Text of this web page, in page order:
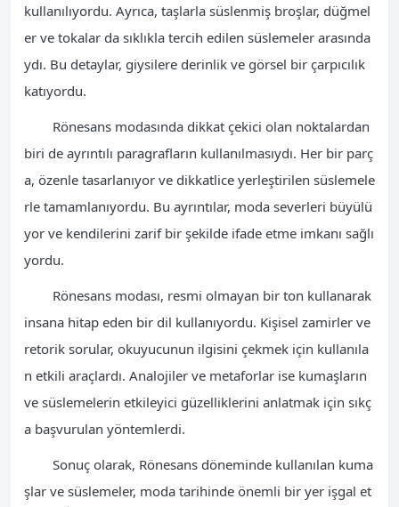
kullanılıyordu. Ayrıca, taşlarla süslenmiş broşlar, düğmel
er ve tokalar da sıklıkla tercih edilen süslemeler arasında
ydı. Bu detaylar, giysilere derinlik ve görsel bir çarpıcılık
katıyordu.
Rönesans modasında dikkat çekici olan noktalardan
biri de ayrıntılı paragrafların kullanılmasıydı. Her bir parç
a, özenle tasarlanıyor ve dikkatlice yerleştirilen süslemele
rle tamamlanıyordu. Bu ayrıntılar, moda severleri büyülü
yor ve kendilerini zarif bir şekilde ifade etme imkanı sağlı
yordu.
Rönesans modası, resmi olmayan bir ton kullanarak
insana hitap eden bir dil kullanıyordu. Kişisel zamirler ve
retorik sorular, okuyucunun ilgisini çekmek için kullanıla
n etkili araçlardı. Analojiler ve metaforlar ise kumaşların
ve süslemelerin etkileyici güzelliklerini anlatmak için sıkç
a başvurulan yöntemlerdi.
Sonuç olarak, Rönesans döneminde kullanılan kuma
şlar ve süslemeler, moda tarihinde önemli bir yer işgal et